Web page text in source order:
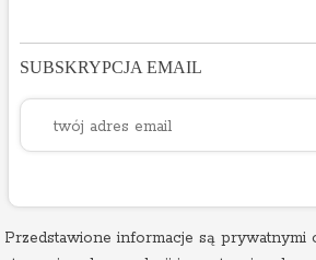
SUBSKRYPCJA EMAIL
Przedstawione informacje są prywatnymi